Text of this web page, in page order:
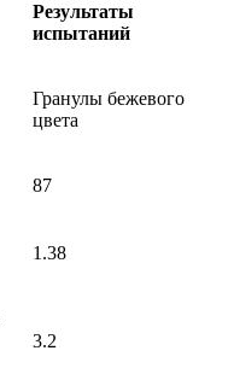
Результаты
испытаний
Гранулы бежевого
цвета
87
1.38
3.2